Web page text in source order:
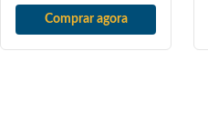
Comprar agora